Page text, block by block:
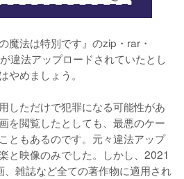
魔法は特別です』のzip・rar・
違法アップロードされていたとし
やめましょう。
しただけで犯罪になる可能性があ
を閲覧したとしても、最悪のケー
ともあるのです。元々違法アップ
と映像のみでした。しかし、2021
雑誌など全ての著作物に適用され